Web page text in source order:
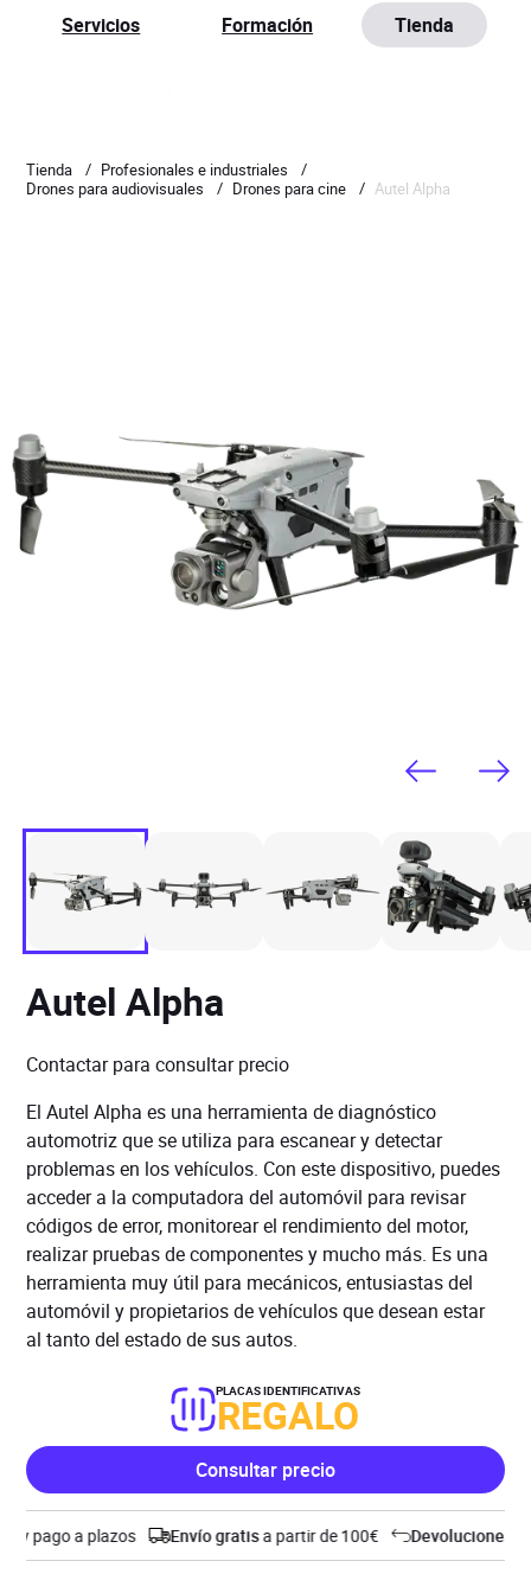
Servicios Formación Tienda
Tienda / Profesionales e industriales
/
Drones para audiovisuales
/ Drones para cine / Autel Alpha
Autel Alpha
Contactar para consultar precio
El Autel Alpha es una herramienta de diagnóstico
automotriz que se utiliza para escanear y detectar
problemas en los vehículos. Con este dispositivo, puedes
acceder a la computadora del automóvil para revisar
códigos de error, monitorear el rendimiento del motor,
realizar pruebas de componentes y mucho más. Es una
herramienta muy útil para mecánicos, entusiastas del
automóvil y propietarios de vehículos que desean estar
al tanto del estado de sus autos.
PLACAS IDENTIFICATIVAS
REGALO
Consultar precio
pago a plazos Envío gratisa partir de 100€ Devoluciones